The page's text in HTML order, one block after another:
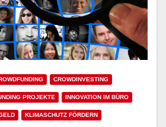
CROWDINVESTING
PROJEKTE INNOVATION IM BÜRO
KLIMASCHUTZ FÖRDERN